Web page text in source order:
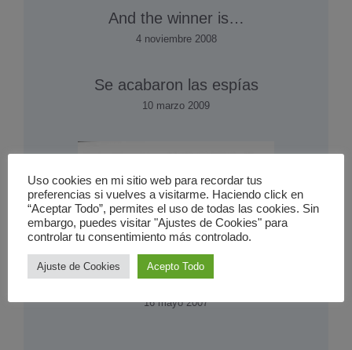
And the winner is…
4 noviembre 2008
Se acabaron las espí­as
10 marzo 2009
Promesas electorales
16 mayo 2007
Uso cookies en mi sitio web para recordar tus
preferencias si vuelves a visitarme. Haciendo click en
“Aceptar Todo”, permites el uso de todas las cookies. Sin
embargo, puedes visitar "Ajustes de Cookies" para
controlar tu consentimiento más controlado.
Ajuste de Cookies Acepto Todo